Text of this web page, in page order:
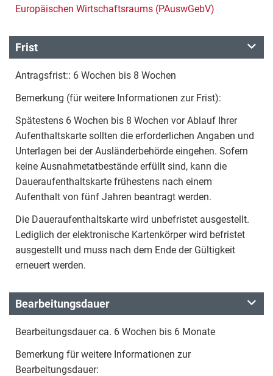
Europäischen Wirtschaftsraums (PAuswGebV)
Frist
Antragsfrist:: 6 Wochen bis 8 Wochen
Bemerkung (für weitere Informationen zur Frist):
Spätestens 6 Wochen bis 8 Wochen vor Ablauf Ihrer
Aufenthaltskarte sollten die erforderlichen Angaben und
Unterlagen bei der Ausländerbehörde eingehen. Sofern
keine Ausnahmetatbestände erfüllt sind, kann die
Daueraufenthaltskarte frühestens nach einem
Aufenthalt von fünf Jahren beantragt werden.
Die Daueraufenthaltskarte wird unbefristet ausgestellt.
Lediglich der elektronische Kartenkörper wird befristet
ausgestellt und muss nach dem Ende der Gültigkeit
erneuert werden.
Bearbeitungsdauer
Bearbeitungsdauer ca. 6 Wochen bis 6 Monate
Bemerkung für weitere Informationen zur
Bearbeitungsdauer: